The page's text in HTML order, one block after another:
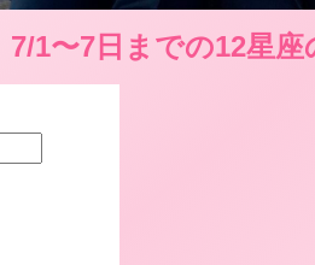
7/1〜7日までの12星座